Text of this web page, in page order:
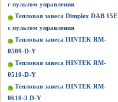
с пультом управления
Тепловая завеса Dimplex DAB 15E
с пультом управления
Тепловая завеса HINTEK RM-
0509-D-Y
Тепловая завеса HINTEK RM-
0510-D-Y
Тепловая завеса HINTEK RM-
0610-3 D-Y